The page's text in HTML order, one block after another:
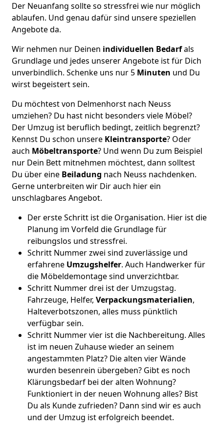
Der Neuanfang sollte so stressfrei wie nur möglich
ablaufen. Und genau dafür sind unsere speziellen
Angebote da.
Wir nehmen nur Deinen individuellen Bedarfals
Grundlage und jedes unserer Angebote ist für Dich
unverbindlich. Schenke uns nur 5 Minuten und Du
wirst begeistert sein.
Du möchtest von Delmenhorst nach Neuss
umziehen? Du hast nicht besonders viele Möbel?
Der Umzug ist beruflich bedingt, zeitlich begrenzt?
Kennst Du schon unsere Kleintransporte? Oder
auch Möbeltransporte? Und wenn Du zum Beispiel
nur Dein Bett mitnehmen möchtest, dann solltest
Du über eine Beiladung nach Neuss nachdenken.
Gerne unterbreiten wir Dir auch hier ein
unschlagbares Angebot.
Der erste Schritt ist die Organisation. Hier ist die
Planung im Vorfeld die Grundlage für
reibungslos und stressfrei.
Schritt Nummer zwei sind zuverlässige und
erfahrene Umzugshelfer. Auch Handwerker für
die Möbeldemontage sind unverzichtbar.
Schritt Nummer drei ist der Umzugstag.
Fahrzeuge, Helfer, Verpackungsmaterialien,
Halteverbotszonen, alles muss pünktlich
verfügbar sein.
Schritt Nummer vier ist die Nachbereitung. Alles
ist im neuen Zuhause wieder an seinem
angestammten Platz? Die alten vier Wände
wurden besenrein übergeben? Gibt es noch
Klärungsbedarf bei der alten Wohnung?
Funktioniert in der neuen Wohnung alles? Bist
Du als Kunde zufrieden? Dann sind wir es auch
und der Umzug ist erfolgreich beendet.